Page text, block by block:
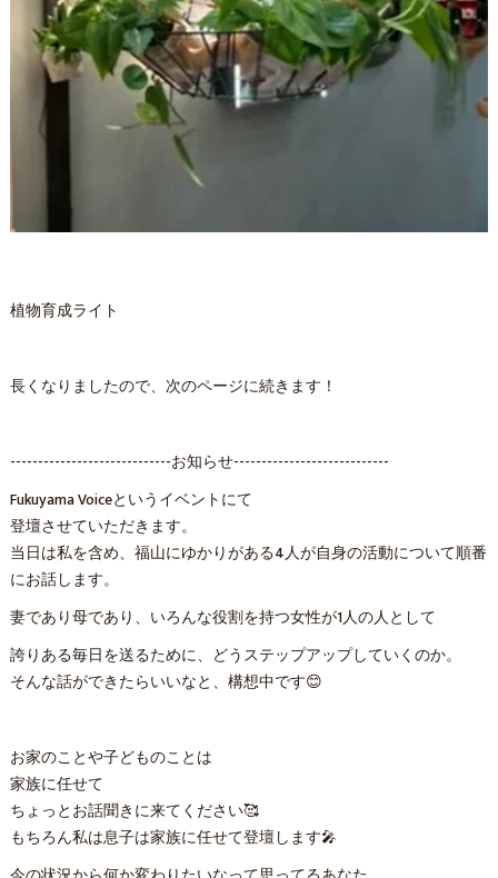
植物育成ライト
長くなりましたので、次のページに続きます！
-----------------------------お知らせ----------------------------
Fukuyama Voiceというイベントにて
登壇させていただきます。
当日は私を含め、福山にゆかりがある4人が自身の活動について順番
にお話します。
妻であり母であり、いろんな役割を持つ女性が1人の人として
誇りある毎日を送るために、どうステップアップしていくのか。
そんな話ができたらいいなと、構想中です😊
お家のことや子どものことは
家族に任せて
ちょっとお話聞きに来てください🥰
もちろん私は息子は家族に任せて登壇します🎤